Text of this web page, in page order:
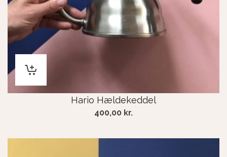
Hario Hældekeddel
400,00 kr.